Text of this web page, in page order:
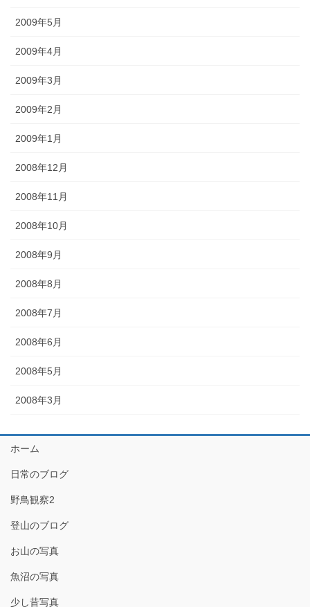
2009年5月
2009年4月
2009年3月
2009年2月
2009年1月
2008年12月
2008年11月
2008年10月
2008年9月
2008年8月
2008年7月
2008年6月
2008年5月
2008年3月
ホーム
日常のブログ
野鳥観察2
登山のブログ
お山の写真
魚沼の写真
少し昔写真